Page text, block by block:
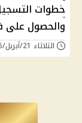
والحصول على
الثلاثاء 21/أبريل/2026 - 02:00 ص